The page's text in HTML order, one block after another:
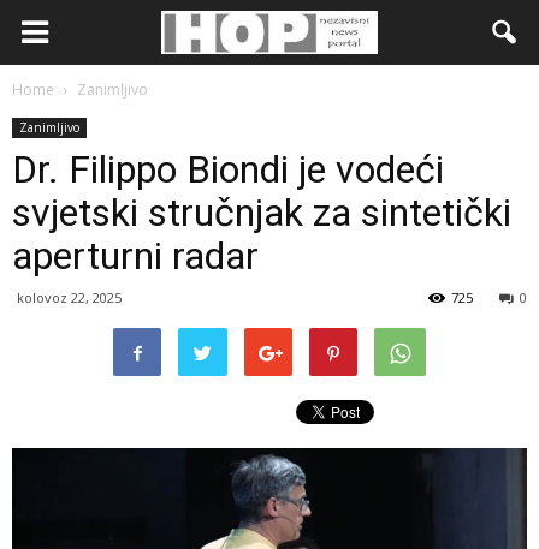
Home Zanimljivo
Zanimljivo
Dr. Filippo Biondi je vodeći
svjetski stručnjak za sintetički
aperturni radar
kolovoz 22, 2025 0
725